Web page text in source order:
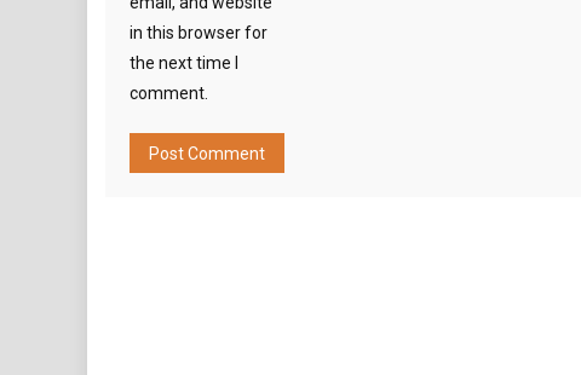
in this browser for
the next time I
comment.